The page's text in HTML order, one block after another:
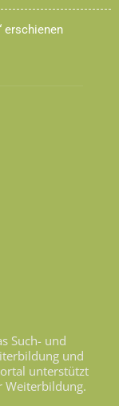
erschienen
Such- und
und
unterstützt
Weiterbildung.